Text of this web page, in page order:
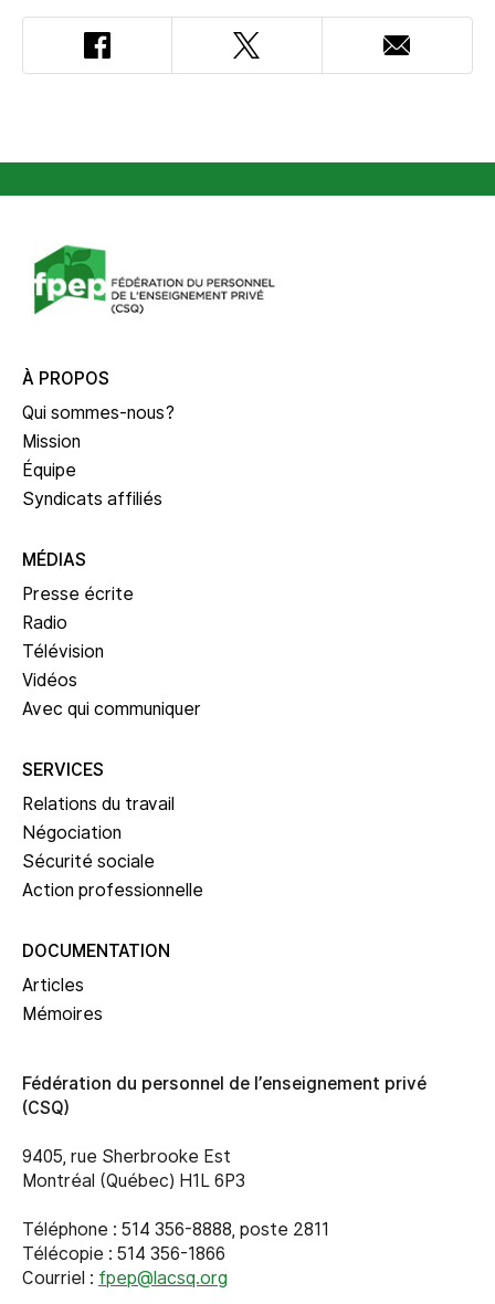
Facebook Twitter
Adresse
courriel
À PROPOS
Qui sommes-nous?
Mission
Équipe
Syndicats affiliés
MÉDIAS
Presse écrite
Radio
Télévision
Vidéos
Avec qui communiquer
SERVICES
Relations du travail
Négociation
Sécurité sociale
Action professionnelle
DOCUMENTATION
Articles
Mémoires
Fédération du personnel de l’enseignement privé
(CSQ)
9405, rue Sherbrooke Est
Montréal (Québec) H1L 6P3
Téléphone : 514 356-8888, poste 2811
Télécopie : 514 356-1866
Courriel : fpep@lacsq.org